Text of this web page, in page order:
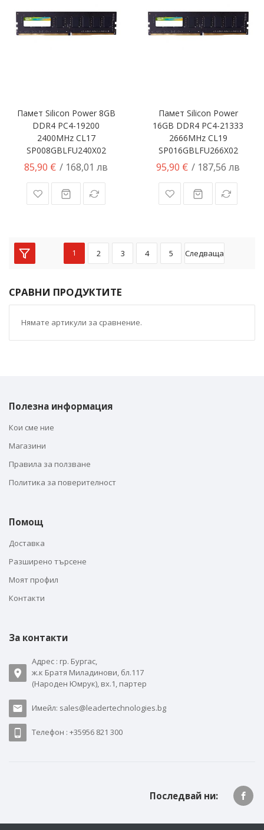
Памет Silicon Power 8GB
DDR4 PC4-19200
2400MHz CL17
SP008GBLFU240X02
85,90 € / 168,01 лв
Памет Silicon Power
16GB DDR4 PC4-21333
2666MHz CL19
SP016GBLFU266X02
95,90 € / 187,56 лв
1 2 3 4 5 Следваща
СРАВНИ ПРОДУКТИТЕ
Нямате артикули за сравнение.
Полезна информация
Кои сме ние
Магазини
Правила за ползване
Политика за поверителност
Помощ
Доставка
Разширено търсене
Моят профил
Контакти
За контакти
Адрес : гр. Бургас,
ж.к Братя Миладинови, бл.117
(Народен Юмрук), вх.1, партер
Имейл: sales@leadertechnologies.bg
Телефон : +35956 821 300
Последвай ни: